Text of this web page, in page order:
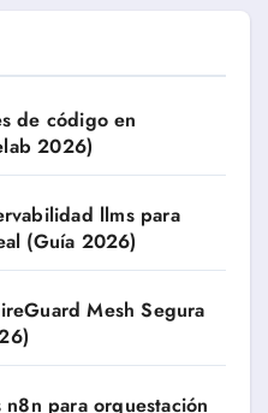
de código en
2026)
llms para
(Guía 2026)
Mesh Segura
para orquestación